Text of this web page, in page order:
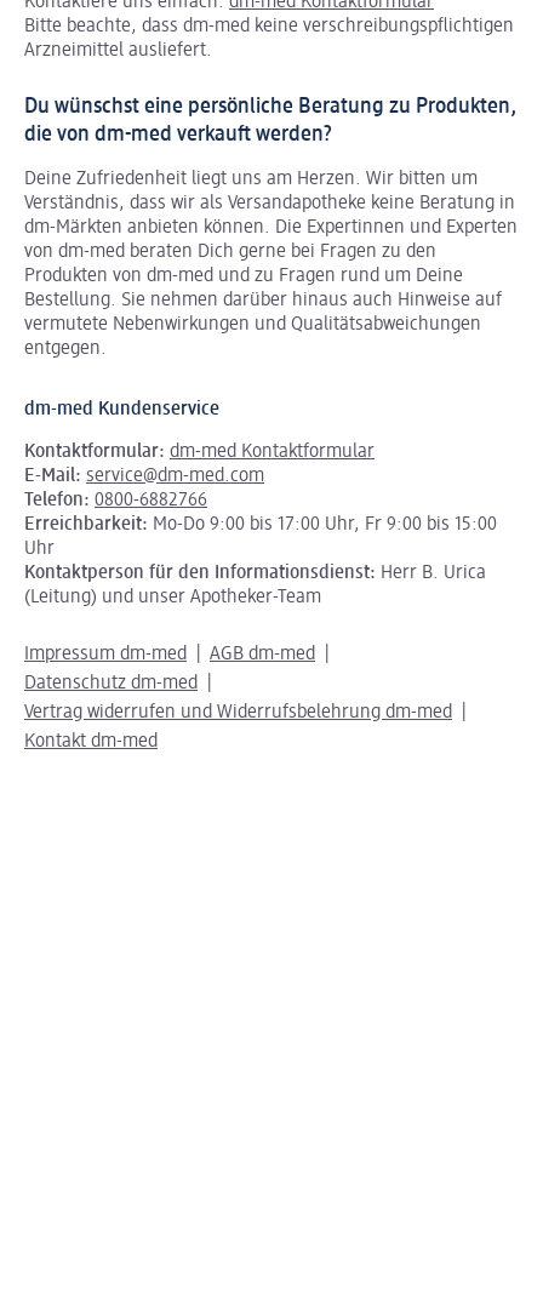
Bitte beachte, dass dm-med keine verschreibungspflichtigen
Arzneimittel ausliefert.
Du wünschst eine persönliche Beratung zu Produkten,
die von dm-med verkauft werden?
Deine Zufriedenheit liegt uns am Herzen. Wir bitten um
Verständnis, dass wir als Versandapotheke keine Beratung in
dm-Märkten anbieten können. Die Expertinnen und Experten
von dm-med beraten Dich gerne bei Fragen zu den
Produkten von dm-med und zu Fragen rund um Deine
Bestellung. Sie nehmen darüber hinaus auch Hinweise auf
vermutete Nebenwirkungen und Qualitätsabweichungen
entgegen.
dm-med Kundenservice
Kontaktformular: dm-med Kontaktformular
E-Mail: service@dm-med.com
Telefon: 0800-6882766
Erreichbarkeit: Mo-Do 9:00 bis 17:00 Uhr, Fr 9:00 bis 15:00
Uhr
Kontaktperson für den Informationsdienst: Herr B. Urica
(Leitung) und unser Apotheker-Team
Impressum dm-med
AGB dm-med
Datenschutz dm-med
Vertrag widerrufen und Widerrufsbelehrung dm-med
Kontakt dm-med